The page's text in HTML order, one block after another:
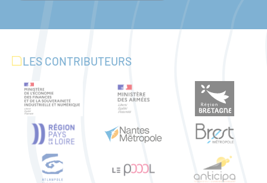
LES CONTRIBUTEURS